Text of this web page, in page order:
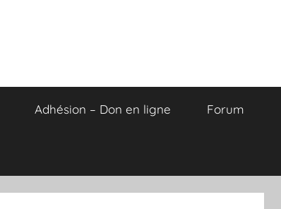
Adhésion – Don en ligne Forum